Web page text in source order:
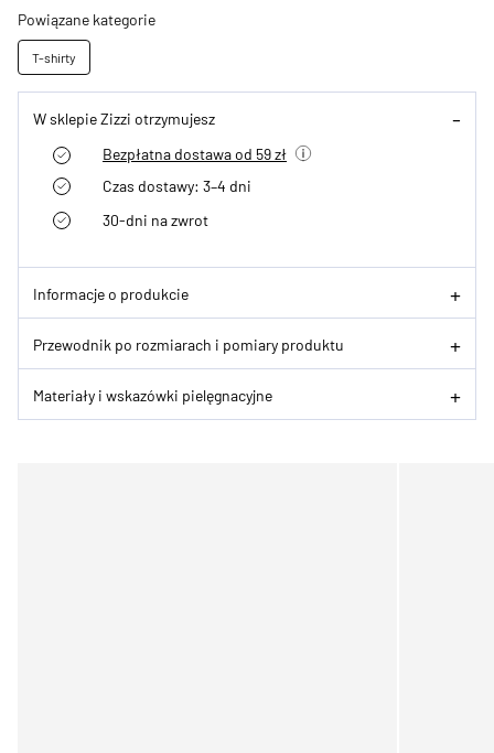
Powiązane kategorie
T-shirty
W sklepie Zizzi otrzymujesz
Bezpłatna dostawa od 59 zł
Czas dostawy: 3–4 dni
30-dni na zwrot
Informacje o produkcie
Przewodnik po rozmiarach i pomiary produktu
Materiały i wskazówki pielęgnacyjne